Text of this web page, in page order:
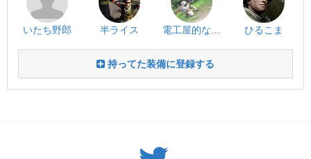
いたち野郎 半ライス ひるこま
持ってた装備に登録する